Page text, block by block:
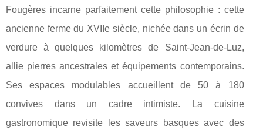
Fougères incarne parfaitement cette philosophie : cette
ancienne ferme du XVIIe siècle, nichée dans un écrin de
verdure à quelques kilomètres de Saint-Jean-de-Luz,
allie pierres ancestrales et équipements contemporains.
Ses espaces modulables accueillent de 50 à 180
convives dans un cadre intimiste. La cuisine
gastronomique revisite les saveurs basques avec des